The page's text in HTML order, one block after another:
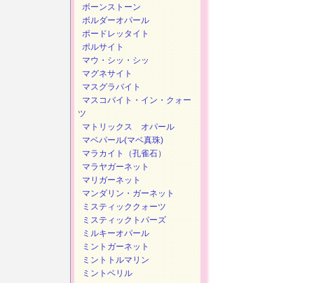
ボーンストーン
ボルダーオパール
ポードレッタイト
ポルサイト
マウ・シッ・シッ
マグネサイト
マスグラバイト
マスコバイト・イン・クォー
ツ
マトリックス オパール
マベパール(マベ真珠)
マラカイト（孔雀石）
マラヤガーネット
マリガーネット
マンダリン・ガーネット
ミスティッククォーツ
ミスティックトパーズ
ミルキーオパール
ミントガーネット
ミントトルマリン
ミントベリル